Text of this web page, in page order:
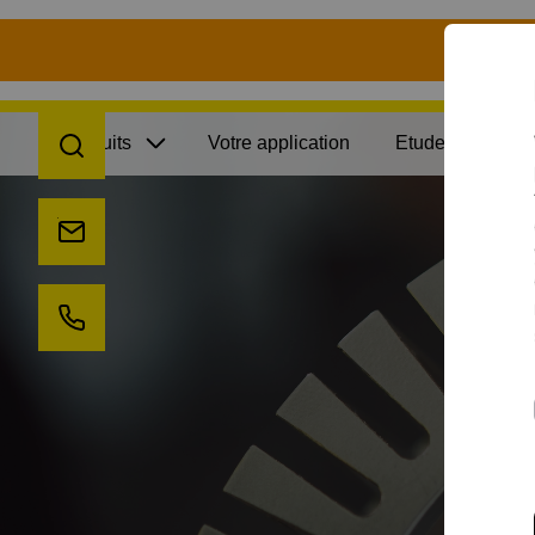
recherche
envoyez-nous un email
appelez-nous
Produits Votre application Etudes de cas